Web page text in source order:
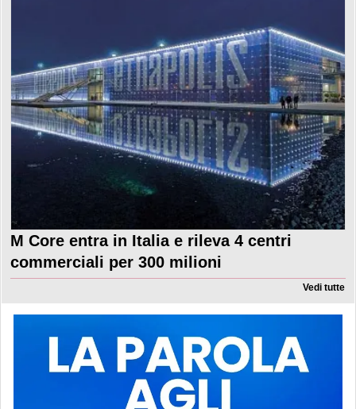
M Core entra in Italia e rileva 4 centri
commerciali per 300 milioni
Vedi tutte